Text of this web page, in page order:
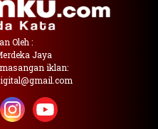
Oleh :
Jaya
iklan: